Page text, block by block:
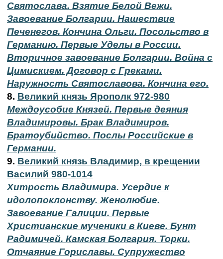
Святослава. Взятие Белой Вежи.
Завоевание Болгарии. Нашествие
Печенегов. Кончина Ольги. Посольство в
Германию. Первые Уделы в России.
Вторичное завоевание Болгарии. Война с
Цимискием. Договор с Греками.
Наружность Святославова. Кончина его.
8. Великий князь Ярополк 972-980
Междоусобие Князей. Первые деяния
Владимировы. Брак Владимиров.
Братоубийство. Послы Российские в
Германии.
9. Великий князь Владимир, в крещении
Василий 980-1014
Хитрость Владимира. Усердие к
идолопоклонству. Женолюбие.
Завоевание Галиции. Первые
Христианские мученики в Киеве. Бунт
Радимичей. Камская Болгария. Торки.
Отчаяние Гориславы. Супружество